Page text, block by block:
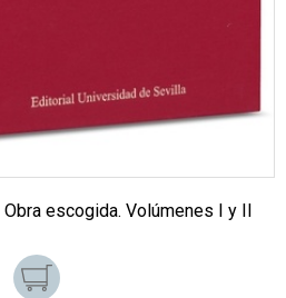
escogida. Volúmenes I y II